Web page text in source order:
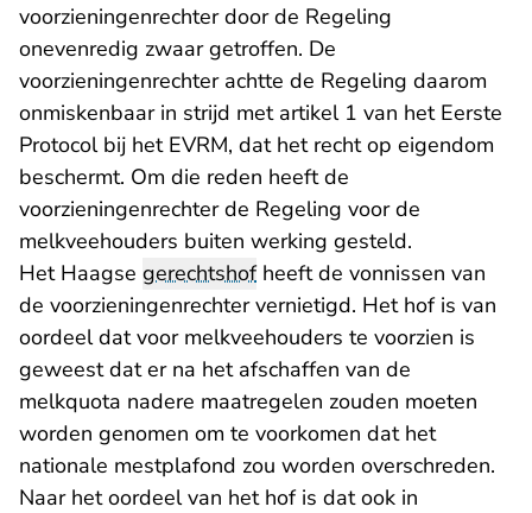
voorzieningenrechter door de Regeling
onevenredig zwaar getroffen. De
voorzieningenrechter achtte de Regeling daarom
onmiskenbaar in strijd met artikel 1 van het Eerste
Protocol bij het EVRM, dat het recht op eigendom
beschermt. Om die reden heeft de
voorzieningenrechter de Regeling voor de
melkveehouders buiten werking gesteld.
Het Haagse gerechtshofheeft de vonnissen van
de voorzieningenrechter vernietigd. Het hof is van
oordeel dat voor melkveehouders te voorzien is
geweest dat er na het afschaffen van de
melkquota nadere maatregelen zouden moeten
worden genomen om te voorkomen dat het
nationale mestplafond zou worden overschreden.
Naar het oordeel van het hof is dat ook in